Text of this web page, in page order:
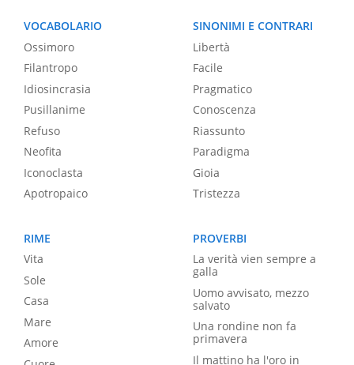
VOCABOLARIO
Ossimoro
Filantropo
Idiosincrasia
Pusillanime
Refuso
Neofita
Iconoclasta
Apotropaico
SINONIMI E CONTRARI
Libertà
Facile
Pragmatico
Conoscenza
Riassunto
Paradigma
Gioia
Tristezza
RIME
Vita
Sole
Casa
Mare
Amore
PROVERBI
La verità vien sempre a
galla
Uomo avvisato, mezzo
salvato
Una rondine non fa
primavera
Il mattino ha l'oro in